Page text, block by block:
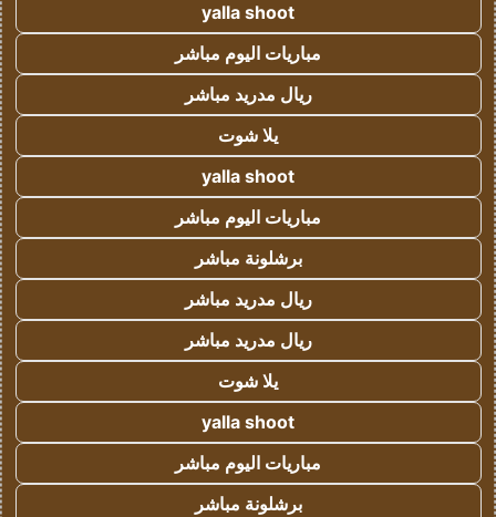
yalla shoot
مباريات اليوم مباشر
ريال مدريد مباشر
يلا شوت
yalla shoot
مباريات اليوم مباشر
برشلونة مباشر
ريال مدريد مباشر
ريال مدريد مباشر
يلا شوت
yalla shoot
مباريات اليوم مباشر
برشلونة مباشر